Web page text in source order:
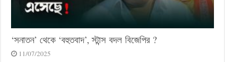
‘সনাতন’ থেকে ‘বহুতবাদ’, স্টান্স বদল বিজেপির ?
11/07/2025